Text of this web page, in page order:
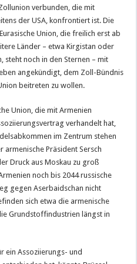
verbunden, die mit
der USA, konfrontiert ist. Die
Union, die freilich erst ab
Länder – etwa Kirgistan oder
steht noch in den Sternen – mit
angekündigt, dem Zoll-Bündnis
beitreten zu wollen.
Union, die mit Armenien
verhandelt hat,
im Zentrum stehen
armenische Präsident Sersch
Druck aus Moskau zu groß
noch bis 2044 russische
gegen Aserbaidschan nicht
sich etwa die armenische
Grundstoffindustrien längst in
ein Assoziierungs- und